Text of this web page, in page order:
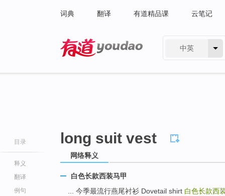
词典 翻译 有道精品课 云笔记
中英
目录
释义
翻译
例句
long suit vest
网络释义
白色长款西装马甲
... 今季最流行燕尾衬衫 Dovetail shirt 白色长款西